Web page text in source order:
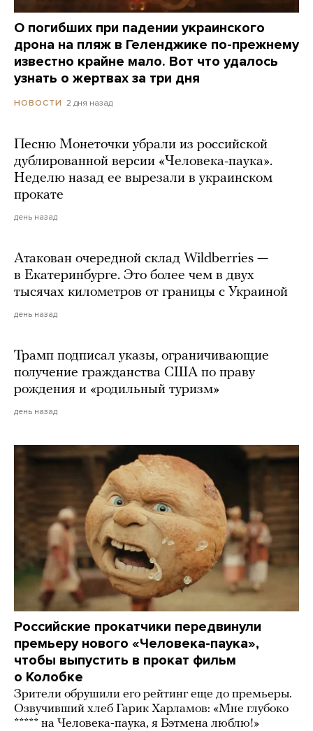
О погибших при падении украинского
дрона на пляж в Геленджике по-прежнему
известно крайне мало. Вот что удалось
узнать о жертвах за три дня
НОВОСТИ 2 дня назад
Песню Монеточки убрали из российской
дублированной версии «Человека-паука».
Неделю назад ее вырезали в украинском
прокате
день назад
Атакован очередной склад Wildberries —
в Екатеринбурге. Это более чем в двух
тысячах километров от границы с Украиной
день назад
Трамп подписал указы, ограничивающие
получение гражданства США по праву
рождения и «родильный туризм»
день назад
Российские прокатчики передвинули
премьеру нового «Человека-паука»,
чтобы выпустить в прокат фильм
о Колобке
Зрители обрушили его рейтинг еще до премьеры.
Озвучивший хлеб Гарик Харламов: «Мне глубоко
***** на Человека-паука, я Бэтмена люблю!»